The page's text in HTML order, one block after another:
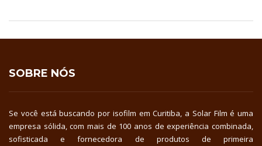
SOBRE NÓS
Se você está buscando por isofilm em Curitiba, a Solar Film é uma
empresa sólida, com mais de 100 anos de experiência combinada,
sofisticada e fornecedora de produtos de primeira